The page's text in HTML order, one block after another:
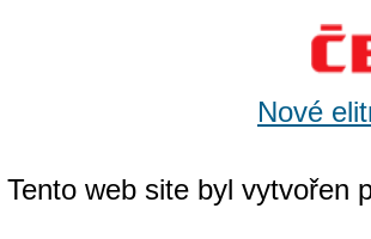
Nové
Tento web site byl vytvořen